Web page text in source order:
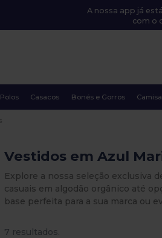
A nossa app já
com o
Polos Casacos Bonés e Gorros
Vestidos em Azul
Explore a nossa seleção exclusiva
casuais em algodão orgânico até
base perfeita para a sua marca ou
7 resultados.